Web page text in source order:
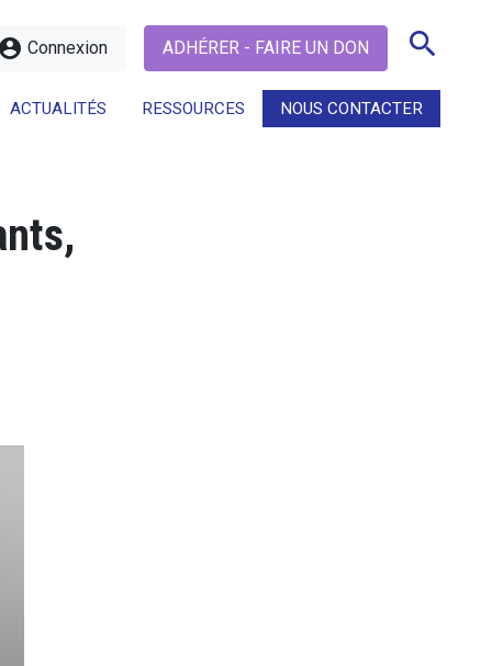
Connexion ADHÉRER - FAIRE UN DON search
ACTUALITÉS RESSOURCES NOUS CONTACTER